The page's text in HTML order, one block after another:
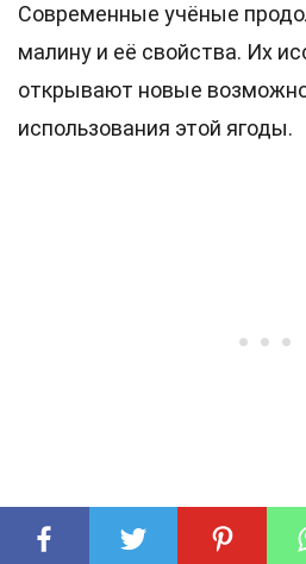
Современные учёные
малину и её свойства. Их
открывают новые
использования этой ягоды.
34
Исследования